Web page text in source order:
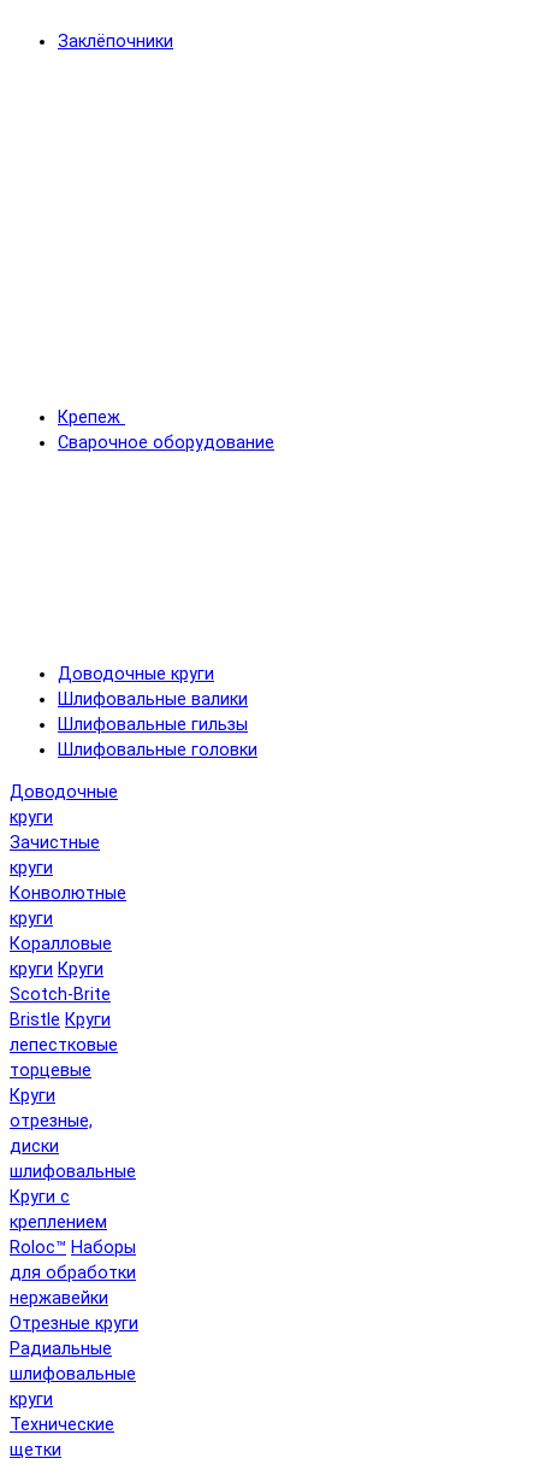
Заклёпочники
Крепеж
Сварочное оборудование
Доводочные круги
Шлифовальные валики
Шлифовальные гильзы
Шлифовальные головки
Доводочные
круги
Зачистные
круги
Конволютные
круги
Коралловые
круги Круги
Scotch-Brite
Bristle Круги
лепестковые
торцевые
Круги
отрезные,
диски
шлифовальные
Круги с
креплением
Roloc™ Наборы
для обработки
нержавейки
Отрезные круги
Радиальные
шлифовальные
круги
Технические
щетки